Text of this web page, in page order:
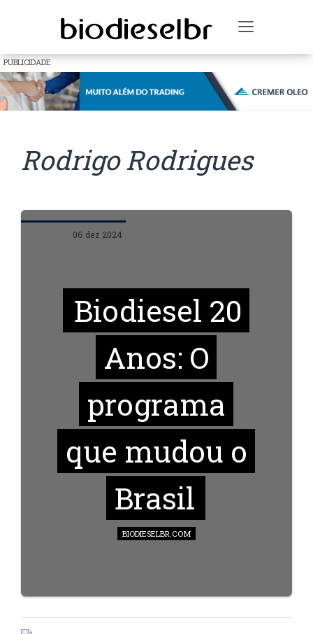
Toggle
PUBLICIDADE
Rodrigo Rodrigues
06 dez 2024
Biodiesel 20
Anos: O
programa
que mudou o
Brasil
BIODIESELBR.COM